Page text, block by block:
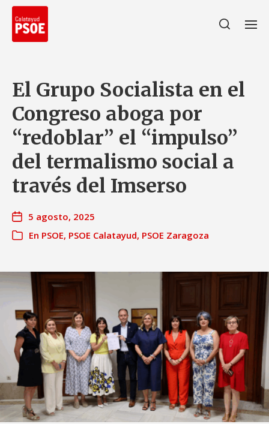
El Grupo Socialista en el
Congreso aboga por
“redoblar” el “impulso”
del termalismo social a
través del Imserso
5 agosto, 2025
En PSOE, PSOE Calatayud, PSOE Zaragoza